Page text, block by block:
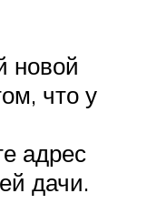
новой
что у
адрес
дачи.